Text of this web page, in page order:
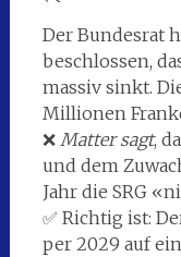
Der Bundesrat
beschlossen,
massiv sinkt.
Millionen
❌ Matter sagt,
und dem
Jahr die SRG
✅ Richtig ist:
per 2029 auf